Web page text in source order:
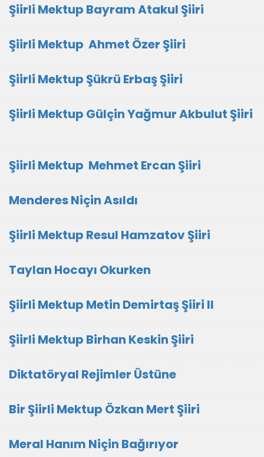
Şiirli Mektup Bayram Atakul Şiiri
Şiirli Mektup Ahmet Özer Şiiri
Şiirli Mektup Şükrü Erbaş Şiiri
Şiirli Mektup Gülçin Yağmur Akbulut Şiiri
Şiirli Mektup Mehmet Ercan Şiiri
Menderes Niçin Asıldı
Şiirli Mektup Resul Hamzatov Şiiri
Taylan Hocayı Okurken
Şiirli Mektup Metin Demirtaş Şiiri II
Şiirli Mektup Birhan Keskin Şiiri
Diktatöryal Rejimler Üstüne
Bir Şiirli Mektup Özkan Mert Şiiri
Meral Hanım Niçin Bağırıyor